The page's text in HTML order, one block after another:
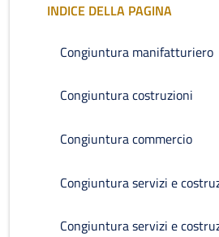
INDICE DELLA PAGINA
Congiuntura manifatturiero
Congiuntura costruzioni
Congiuntura commercio
Congiuntura servizi e
Congiuntura servizi e